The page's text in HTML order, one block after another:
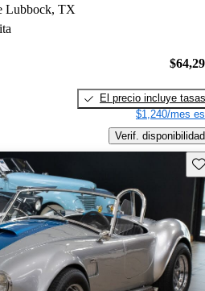
Lubbock, TX
El precio incluye tasas
$1,240/mes
Verif. disponibilidad